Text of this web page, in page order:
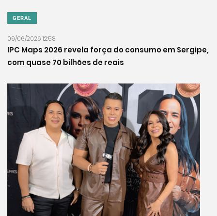
GERAL
09/06/2026 12:58
IPC Maps 2026 revela força do consumo em Sergipe,
com quase 70 bilhões de reais